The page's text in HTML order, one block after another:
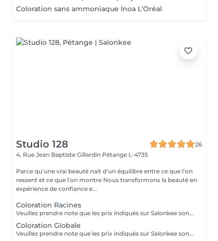
Coloration sans ammoniaque Inoa L'Oréal
Studio 128
26
4, Rue Jean Baptiste Gillardin Pétange L-4735
Parce qu'une vrai beauté nait d'un équilibre entre ce que l'on
ressent et ce que l'on montre Nous transformons la beauté en
expérience de confiance e...
Coloration Racines
Veuillez prendre note que les prix indiqués sur Salonkee sont communiqués à titre informatif et s'entendent de base. Ces derniers sont susceptibles de varier selon le diagnostic réalisé à votre arrivée au salon et l'expertise du professionnel à qui vous confiez votre beauté. Dans tous les cas, un devis précis vous sera proposé et toutes réalisations de prestations seront effectuées avec votre accord. Un grand merci d'avance pour votre compréhension. Au plaisir de vous recevoir très vite.
Coloration Globale
Veuillez prendre note que les prix indiqués sur Salonkee sont communiqués à titre informatif et s'entendent de base. Ces derniers sont susceptibles de varier selon le diagnostic réalisé à votre arrivée au salon et l'expertise du professionnel à qui vous confiez votre beauté. Dans tous les cas, un devis précis vous sera proposé et toutes réalisations de prestations seront effectuées avec votre accord. Un grand merci d'avance pour votre compréhension. Au plaisir de vous recevoir très vite.